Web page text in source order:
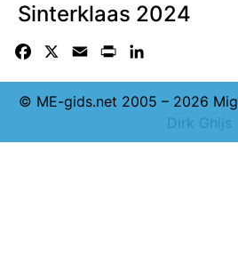
Sinterklaas 2024
Facebook Email Print
© ME-gids.net 2005 – 2026
Dirk Ghijs